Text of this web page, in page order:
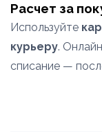
Расчет за
Используйте
курьеру.
списание —